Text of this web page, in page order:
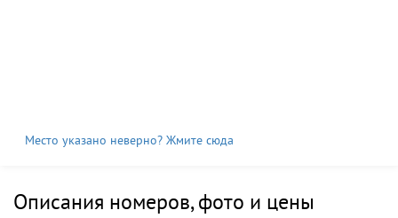
Место указано неверно? Жмите сюда
Описания номеров, фото и цены